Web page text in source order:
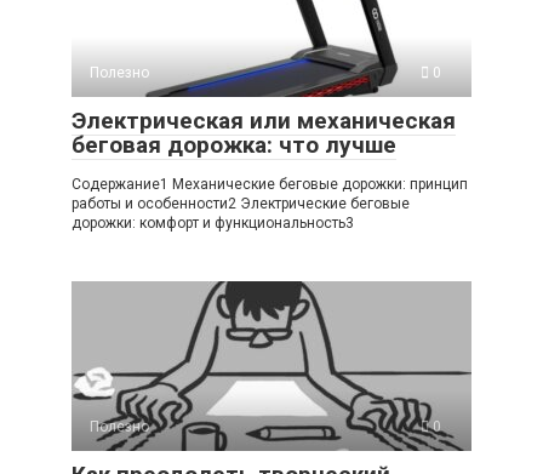
Полезно 0
Электрическая или механическая
беговая дорожка: что лучше
Содержание1 Механические беговые дорожки: принцип
работы и особенности2 Электрические беговые
дорожки: комфорт и функциональность3
Полезно 0